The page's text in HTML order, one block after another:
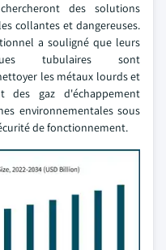
des solutions
collantes et dangereuses.
a souligné que leurs
tubulaires sont
les métaux lourds et
des gaz d'échappement
environnementales sous
de fonctionnement.